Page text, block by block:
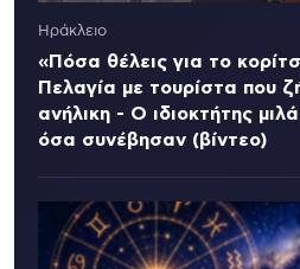
Ηράκλειο
«Πόσα θέλεις για το
Πελαγία με τουρίστα που
ανήλικη - Ο ιδιοκτήτης
όσα συνέβησαν (βίντεο)